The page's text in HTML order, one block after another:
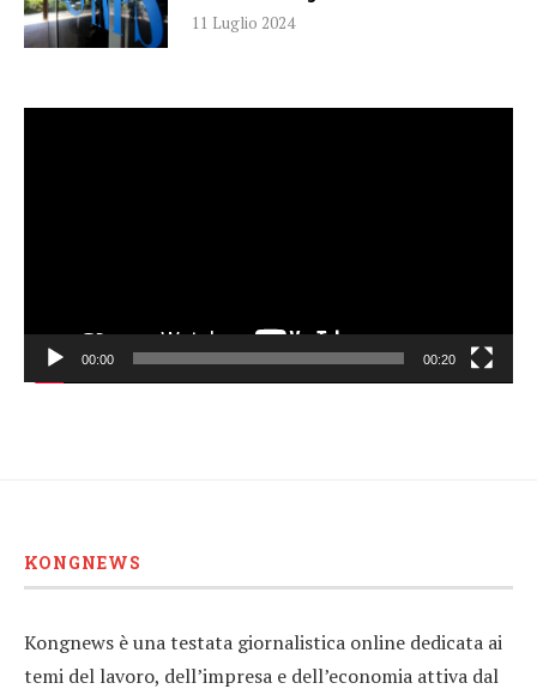
11 Luglio 2024
00:00 00:20
KONGNEWS
Kongnews è una testata giornalistica online dedicata ai
temi del lavoro, dell’impresa e dell’economia attiva dal